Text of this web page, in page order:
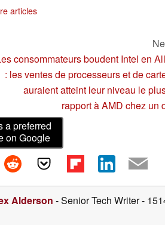
2024articles
consommateurs boudent Intel en
: les ventes de processeurs et de
auraient atteint leur niveau le
rapport à AMD chez un
a preferred
on Google
Alderson - Senior Tech Writer-